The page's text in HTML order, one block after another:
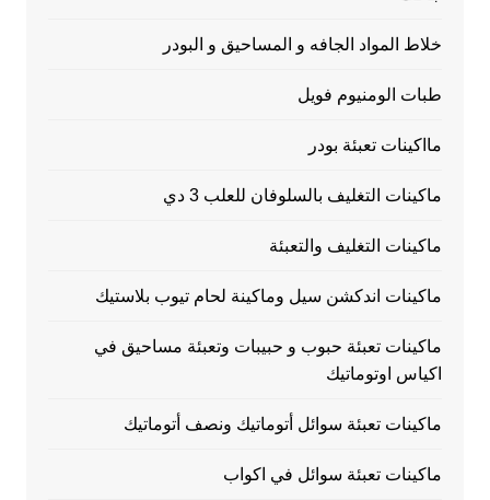
خلاط المواد الجافه و المساحيق و البودر
طبات الومنيوم فويل
مااكينات تعبئة بودر
ماكينات التغليف بالسلوفان للعلب 3 دي
ماكينات التغليف والتعبئة
ماكينات اندكشن سيل وماكينة لحام تيوب بلاستيك
ماكينات تعبئة حبوب و حبيبات وتعبئة مساحيق في
اكياس اوتوماتيك
ماكينات تعبئة سوائل أتوماتيك ونصف أتوماتيك
ماكينات تعبئة سوائل في اكواب